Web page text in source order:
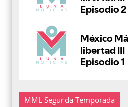
MML Segunda Temporada